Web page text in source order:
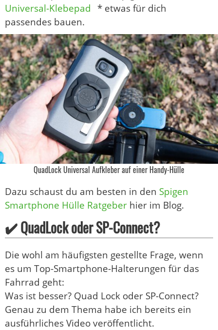
Universal-Klebepad
* etwas für dich
passendes bauen.
QuadLock Universal Aufkleber auf einer Handy-Hülle
Dazu schaust du am besten in den Spigen
Smartphone Hülle Ratgeber hier im Blog.
✔️ QuadLock oder SP-Connect?
Die wohl am häufigsten gestellte Frage, wenn
es um Top-Smartphone-Halterungen für das
Fahrrad geht:
Was ist besser? Quad Lock oder SP-Connect?
Genau zu dem Thema habe ich bereits ein
ausführliches Video veröffentlicht.